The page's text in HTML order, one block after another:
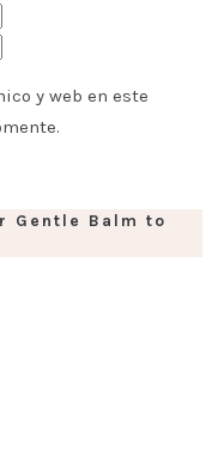
y web en este
Gentle Balm to